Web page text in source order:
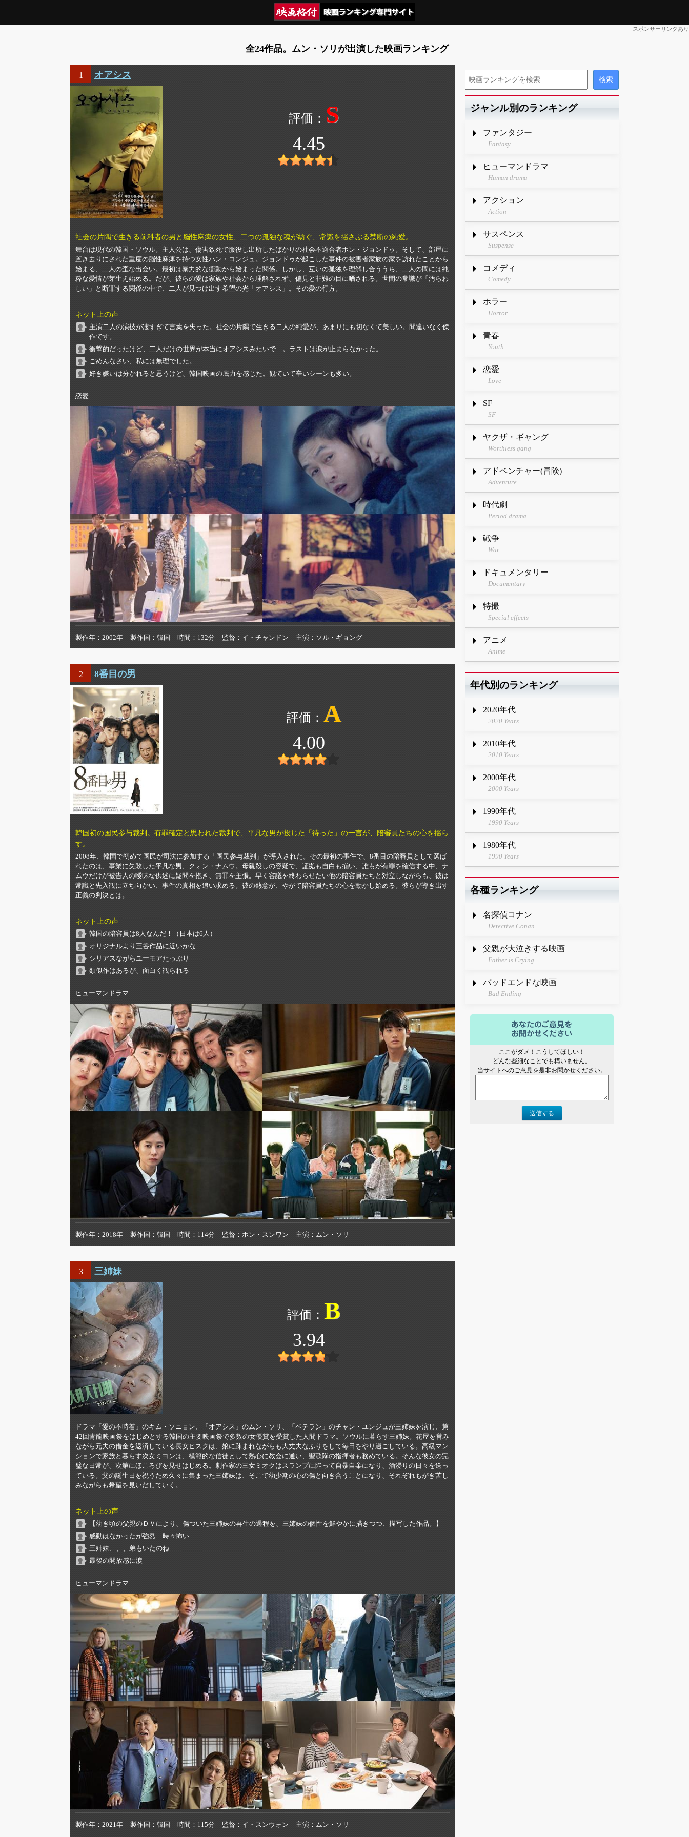
スポンサーリンクあり
全24作品。ムン・ソリが出演した映画ランキング
1 オアシス
S
4.45
社会の片隅で生きる前科者の男と脳性麻痺の女性、二つの孤独な魂が紡ぐ、常識を揺さぶる禁断の純愛。
舞台は現代の韓国・ソウル。主人公は、傷害致死で服役し出所したばかりの社会不適合者ホン・ジョンドゥ。そして、部屋に
置き去りにされた重度の脳性麻痺を持つ女性ハン・コンジュ。ジョンドゥが起こした事件の被害者家族の家を訪れたことから
始まる、二人の歪な出会い。最初は暴力的な衝動から始まった関係。しかし、互いの孤独を理解し合ううち、二人の間には純
粋な愛情が芽生え始める。だが、彼らの愛は家族や社会から理解されず、偏見と非難の目に晒される。世間の常識が「汚らわ
しい」と断罪する関係の中で、二人が見つけ出す希望の光「オアシス」。その愛の行方。
ネット上の声
主演二人の演技が凄すぎて言葉を失った。社会の片隅で生きる二人の純愛が、あまりにも切なくて美しい。間違いなく傑
作です。
衝撃的だったけど、二人だけの世界が本当にオアシスみたいで…。ラストは涙が止まらなかった。
ごめんなさい、私には無理でした。
好き嫌いは分かれると思うけど、韓国映画の底力を感じた。観ていて辛いシーンも多い。
恋愛
製作年 2002年 製作国 韓国 時間 132分 監督 イ・チャンドン 主演 ソル・ギョング
2 8番目の男
A
4.00
韓国初の国民参与裁判。有罪確定と思われた裁判で、平凡な男が投じた「待った」の一言が、陪審員たちの心を揺ら
す。
2008年、韓国で初めて国民が司法に参加する「国民参与裁判」が導入された。その最初の事件で、8番目の陪審員として選ば
れたのは、事業に失敗した平凡な男、クォン・ナムウ。母親殺しの容疑で、証拠も自白も揃い、誰もが有罪を確信する中、ナ
ムウだけが被告人の曖昧な供述に疑問を抱き、無罪を主張。早く審議を終わらせたい他の陪審員たちと対立しながらも、彼は
常識と先入観に立ち向かい、事件の真相を追い求める。彼の熱意が、やがて陪審員たちの心を動かし始める。彼らが導き出す
正義の判決とは。
ネット上の声
韓国の陪審員は8人なんだ！（日本は6人）
オリジナルより三谷作品に近いかな
シリアスながらユーモアたっぷり
類似作はあるが、面白く観られる
ヒューマンドラマ
製作年 2018年 製作国 韓国 時間 114分 監督 ホン・スンワン 主演 ムン・ソリ
3 三姉妹
B
3.94
ドラマ「愛の不時着」のキム・ソニョン、「オアシス」のムン・ソリ、「ベテラン」のチャン・ユンジュが三姉妹を演じ、第
42回青龍映画祭をはじめとする韓国の主要映画祭で多数の女優賞を受賞した人間ドラマ。ソウルに暮らす三姉妹。花屋を営み
ながら元夫の借金を返済している長女ヒスクは、娘に疎まれながらも大丈夫なふりをして毎日をやり過ごしている。高級マン
ションで家族と暮らす次女ミヨンは、模範的な信徒として熱心に教会に通い、聖歌隊の指揮者も務めている。そんな彼女の完
璧な日常が、次第にほころびを見せはじめる。劇作家の三女ミオクはスランプに陥って自暴自棄になり、酒浸りの日々を送っ
ている。父の誕生日を祝うため久々に集まった三姉妹は、そこで幼少期の心の傷と向き合うことになり、それぞれもがき苦し
みながらも希望を見いだしていく。
ネット上の声
【幼き頃の父親のＤＶにより、傷ついた三姉妹の再生の過程を、三姉妹の個性を鮮やかに描きつつ、描写した作品。】
感動はなかったが強烈 時々怖い
三姉妹、、、弟もいたのね
最後の開放感に涙
ヒューマンドラマ
製作年 2021年 製作国 韓国 時間 115分 監督 イ・スンウォン 主演 ムン・ソリ
ジャンル別のランキング
ファンタジー
Fantasy
ヒューマンドラマ
Human drama
アクション
Action
サスペンス
Suspense
コメディ
Comedy
ホラー
Horror
青春
Youth
恋愛
Love
SF
SF
ヤクザ・ギャング
Worthless gang
アドベンチャー(冒険)
Adventure
時代劇
Period drama
戦争
War
ドキュメンタリー
Documentary
特撮
Special effects
アニメ
Anime
年代別のランキング
2020年代
2020 Years
2010年代
2010 Years
2000年代
2000 Years
1990年代
1990 Years
1980年代
1990 Years
各種ランキング
名探偵コナン
Detective Conan
父親が大泣きする映画
Father is Crying
バッドエンドな映画
Bad Ending
ここがダメ！こうしてほしい！
どんな些細なことでも構いません。
当サイトへのご意見を是非お聞かせください。
送信する